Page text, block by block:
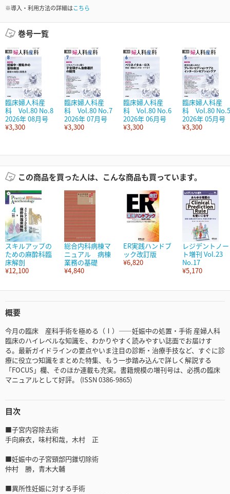
※導入・利用方法の詳細はこちら
巻号一覧
臨床婦人科産
科 Vol.80 No.8
2026年 08月号
¥3,300
臨床婦人科産
科 Vol.80 No.7
2026年 07月号
¥3,300
臨床婦人科産
科 Vol.80 No.6
2026年 06月号
¥3,300
臨床婦人科産
科 Vol.80 No.5
2026年 05月号
¥3,300
この商品を買った人は、こんな商品も買っています。
スキルアップの
ための麻酔科臨
床解剖
¥12,100
総合内科病棟マ
ニュアル 病棟
業務の基礎
¥4,840
ER実践ハンドブ
ック改訂版
¥6,820
レジデントノー
ト増刊 Vol.23
No.17
¥5,170
概要
今月の臨床 産科手術を極める（Ⅰ）――妊娠中の処置・手術 産婦人科
臨床のハイレベルな知識を、わかりやすく読みやすい誌面でお届けす
る。最新ガイドラインの要点やいま注目の診断・治療手技など、すぐに診
療に役立つ知識をまとめた特集、もう一歩踏み込んで詳しく解説する
「FOCUS」欄、そのほか連載も充実。書籍規模の増刊号は、必携の臨床
マニュアルとして好評。 (ISSN 0386-9865)
目次
■子宮内容除去術
手向麻衣，味村和哉，木村 正
■妊娠中の子宮頸部円錐切除術
仲村 勝，青木大輔
■異所性妊娠に対する手術